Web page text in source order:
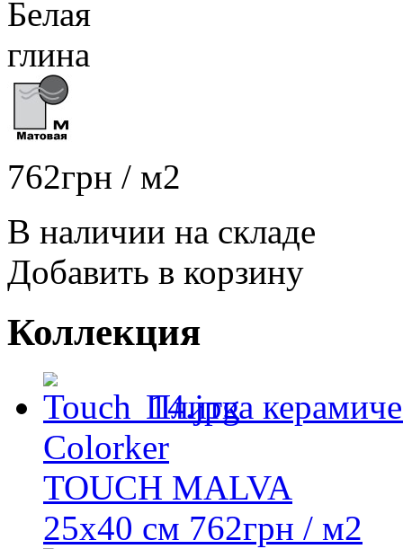
762грн / м2
В наличии на складе
Добавить в корзину
Коллекция
Плитка
Colorker
TOUCH MALVA
25x40 см 762грн / м2